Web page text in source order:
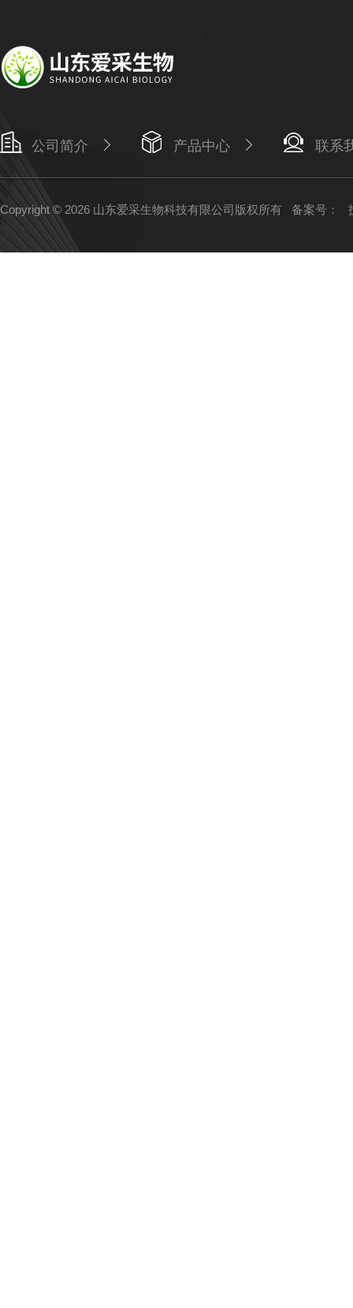
公司简介 产品中心 联系
Copyright © 2026 山东爱采生物科技有限公司版权所有 备案号：